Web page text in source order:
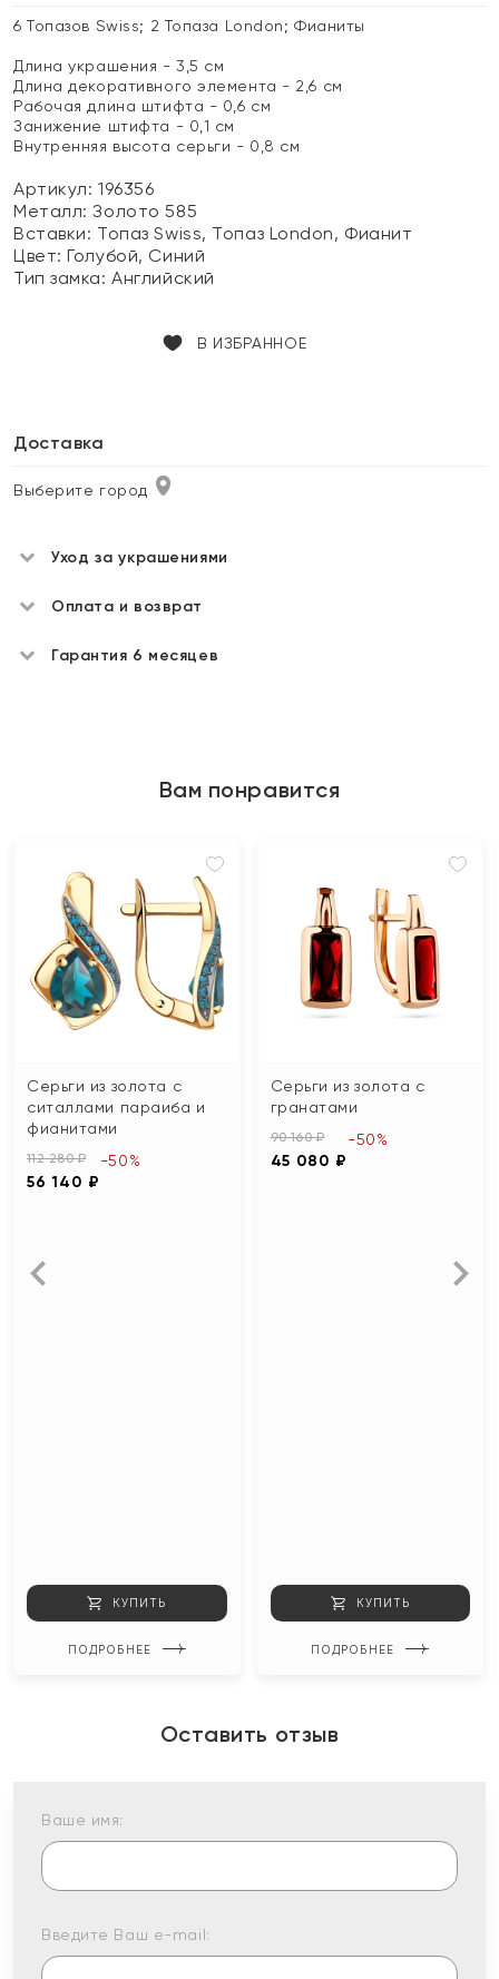
6 Топазов Swiss; 2 Топаза London; Фианиты
Длина украшения - 3,5 см
Длина декоративного элемента - 2,6 см
Рабочая длина штифта - 0,6 см
Занижение штифта - 0,1 см
Внутренняя высота серьги - 0,8 см
Артикул: 196356
Металл:Золото 585
Вставки: Топаз Swiss, Топаз London, Фианит
Цвет:Голубой, Синий
Тип замка:Английский
В ИЗБРАННОЕ
Доставка
Выберите город
Уход за украшениями
Оплата и возврат
Гарантия 6 месяцев
Вам понравится
Серьги из золота с
ситаллами параиба и
фианитами
112 280 ₽
56 140 ₽
-50%
КУПИТЬ
ПОДРОБНЕЕ
Серьги из золота с
гранатами
90 160 ₽
45 080 ₽
-50%
КУПИТЬ
ПОДРОБНЕЕ
Оставить отзыв
Ваше имя:
Введите Ваш e-mail: